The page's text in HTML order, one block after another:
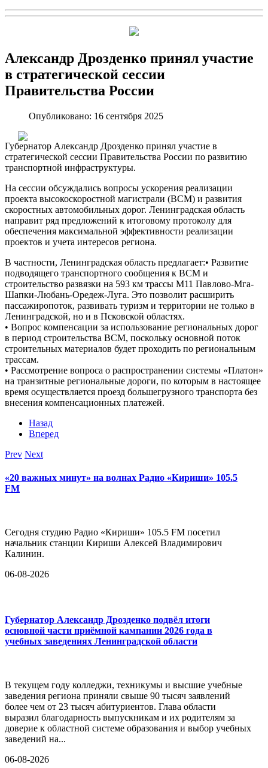
Александр Дрозденко принял участие
в стратегической сессии
Правительства России
Опубликовано: 16 сентября 2025
Губернатор Александр Дрозденко принял участие в
стратегической сессии Правительства России по развитию
транспортной инфраструктуры.
На сессии обсуждались вопросы ускорения реализации
проекта высокоскоростной магистрали (ВСМ) и развития
скоростных автомобильных дорог. Ленинградская область
направит ряд предложений к итоговому протоколу для
обеспечения максимальной эффективности реализации
проектов и учета интересов региона.
В частности, Ленинградская область предлагает:• Развитие
подводящего транспортного сообщения к ВСМ и
строительство развязки на 593 км трассы М11 Павлово-Мга-
Шапки-Любань-Оредеж-Луга. Это позволит расширить
пассажиропоток, развивать туризм и территории не только в
Ленинградской, но и в Псковской областях.
• Вопрос компенсации за использование региональных дорог
в период строительства ВСМ, поскольку основной поток
строительных материалов будет проходить по региональным
трассам.
• Рассмотрение вопроса о распространении системы «Платон»
на транзитные региональные дороги, по которым в настоящее
время осуществляется проезд большегрузного транспорта без
внесения компенсационных платежей.
Назад
Вперед
Prev Next
«20 важных минут» на волнах Радио «Кириши» 105.5
FM
Сегодня студию Радио «Кириши» 105.5 FM посетил
начальник станции Кириши Алексей Владимирович
Калинин.
06-08-2026
Губернатор Александр Дрозденко подвёл итоги
основной части приёмной кампании 2026 года в
учебных заведениях Ленинградской области
В текущем году колледжи, техникумы и высшие учебные
заведения региона приняли свыше 90 тысяч заявлений
более чем от 23 тысяч абитуриентов. Глава области
выразил благодарность выпускникам и их родителям за
доверие к областной системе образования и выбор учебных
заведений на...
06-08-2026